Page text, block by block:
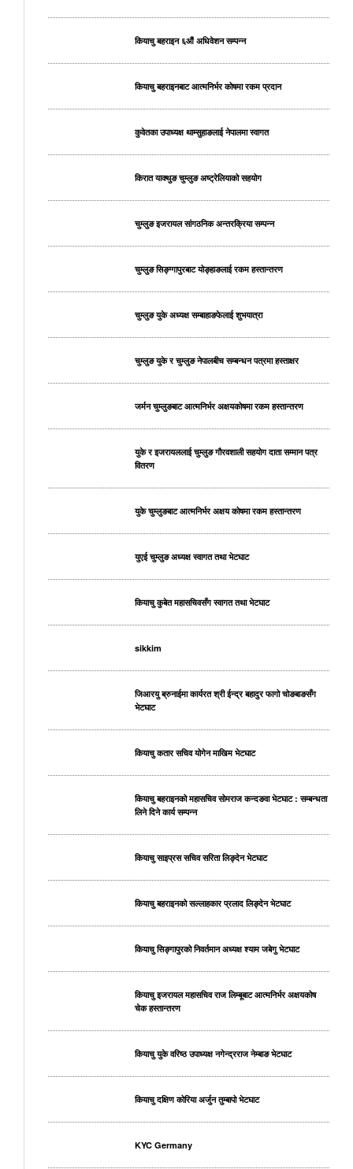
कियाचु बहराइन ६औं अधिवेशन सम्पन्न
कियाचु बहराइनबाट आत्मनिर्भर कोषमा रकम प्रदान
कुवेतका उपाध्यक्ष थाम्सुहाङलाई नेपालमा स्वागत
किरात याक्थुङ चुम्लुङ अष्ट्रेलियाको सहयोग
चुम्लुङ इजरायल सांगठनिक अन्तरक्रिया सम्पन्न
चुम्लुङ सिङ्ग्गापुरबाट योङ्हाङलाई रकम हस्तान्तरण
चुम्लुङ युके अध्यक्ष सम्बाहाङफेलाई शुभयात्रा
चुम्लुङ युके र चुम्लुङ नेपालबीच सम्बन्धन पत्रमा हस्ताक्षर
जर्मन चुम्लुङबाट आत्मनिर्भर अक्षयकोषमा रकम हस्तान्तरण
युके र इजरायललाई चुम्लुङ गौरवशाली सहयोग दाता सम्मान पत्र
वितरण
युके चुम्लुङबाट आत्मनिर्भर अक्षय कोषमा रकम हस्तान्तरण
युएई चुम्लुङ अध्यक्ष स्वागत तथा भेटघाट
कियाचु कुबेत महासचिवसँग स्वागत तथा भेटघाट
sikkim
जिआरयु ब्रुनाईमा कार्यरत श्री ईन्द्र बहादुर फागो चोङबाङसँग
भेटघाट
कियाचु कतार सचिव योगेन माखिम भेटघाट
कियाचु बहराइनको महासचिव सोमराज कन्दङवा भेटघाट : सम्बन्धता
लिने दिने कार्य सम्पन्न
कियाचु साइप्रस सचिव सरिता लिङ्देन भेटघाट
कियाचु बहराइनको सल्लाहकार प्रलाद लिङ्देन भेटघाट
कियाचु सिङ्गापुरको निवर्तमान अध्यक्ष श्याम जबेगु भेटघाट
कियाचु इजरायल महासचिव राज लिम्बूबाट आत्मनिर्भर अक्षयकोष
चेक हस्तान्तरण
कियाचु युके वरिष्ठ उपाध्यक्ष नगेन्द्रराज नेम्बाङ भेटघाट
कियाचु दक्षिण कोरिया अर्जुन तुम्बापो भेटघाट
KYC Germany